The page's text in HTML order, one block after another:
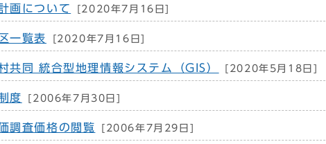
画について [2020年7月16日]
一覧表 [2020年7月16日]
共同 統合型地理情報システム（GIS） [2020年5月18日]
度 [2006年7月30日]
調査価格の閲覧 [2006年7月29日]